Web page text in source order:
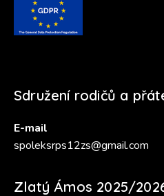
Sdružení rodičů
E-mail
spoleksrps12zs@gmail.com
Zlatý Ámos 2025/